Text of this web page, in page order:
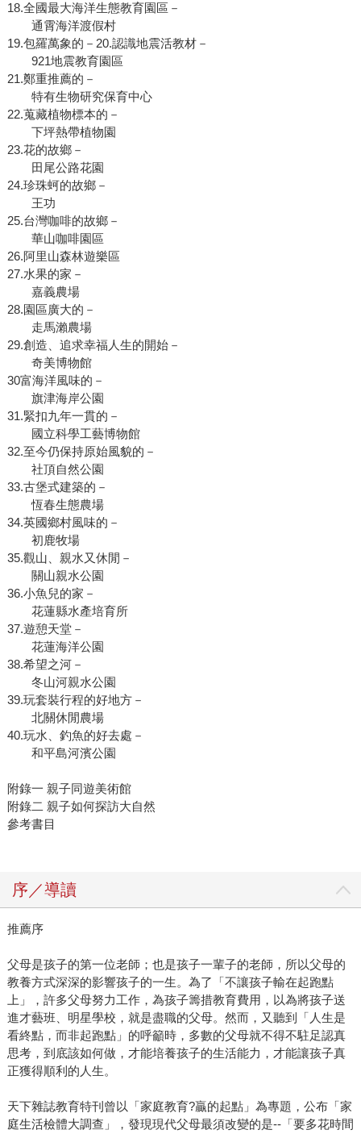
18.全國最大海洋生態教育園區－
通霄海洋渡假村
19.包羅萬象的－20.認識地震活教材－
921地震教育園區
21.鄭重推薦的－
特有生物研究保育中心
22.蒐藏植物標本的－
下坪熱帶植物園
23.花的故鄉－
田尾公路花園
24.珍珠蚵的故鄉－
王功
25.台灣咖啡的故鄉－
華山咖啡園區
26.阿里山森林遊樂區
27.水果的家－
嘉義農場
28.園區廣大的－
走馬瀨農場
29.創造、追求幸福人生的開始－
奇美博物館
30富海洋風味的－
旗津海岸公園
31.緊扣九年一貫的－
國立科學工藝博物館
32.至今仍保持原始風貌的－
社頂自然公園
33.古堡式建築的－
恆春生態農場
34.英國鄉村風味的－
初鹿牧場
35.觀山、親水又休閒－
關山親水公園
36.小魚兒的家－
花蓮縣水產培育所
37.遊憩天堂－
花蓮海洋公園
38.希望之河－
冬山河親水公園
39.玩套裝行程的好地方－
北關休閒農場
40.玩水、釣魚的好去處－
和平島河濱公園
附錄一 親子同遊美術館
附錄二 親子如何探訪大自然
參考書目
序／導讀
推薦序
父母是孩子的第一位老師；也是孩子一輩子的老師，所以父母的
教養方式深深的影響孩子的一生。為了「不讓孩子輸在起跑點
上」，許多父母努力工作，為孩子籌措教育費用，以為將孩子送
進才藝班、明星學校，就是盡職的父母。然而，又聽到「人生是
看終點，而非起跑點」的呼籲時，多數的父母就不得不駐足認真
思考，到底該如何做，才能培養孩子的生活能力，才能讓孩子真
正獲得順利的人生。
天下雜誌教育特刊曾以「家庭教育?贏的起點」為專題，公布「家
庭生活檢體大調查」，發現現代父母最須改變的是--「要多花時間